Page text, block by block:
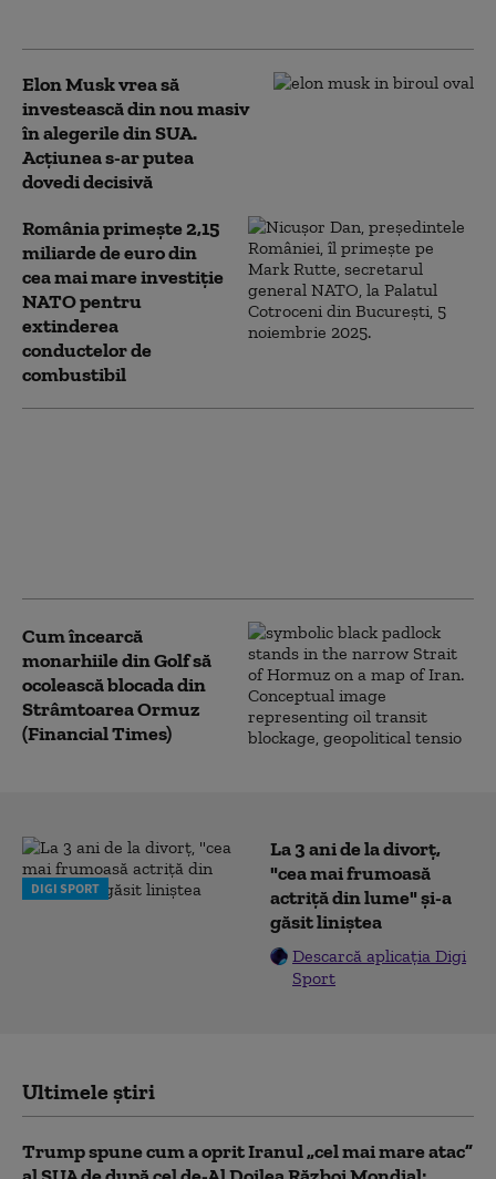
Elon Musk vrea să
investească din nou masiv
în alegerile din SUA.
Acțiunea s-ar putea
dovedi decisivă
România primește 2,15
miliarde de euro din
cea mai mare investiție
NATO pentru
extinderea
conductelor de
combustibil
Cum încearcă
monarhiile din Golf să
ocolească blocada din
Strâmtoarea Ormuz
(Financial Times)
DIGI SPORT
La 3 ani de la divorț,
"cea mai frumoasă
actriță din lume" și-a
găsit liniștea
Descarcă aplicația Digi
Sport
Ultimele știri
Trump spune cum a oprit Iranul „cel mai mare atac”